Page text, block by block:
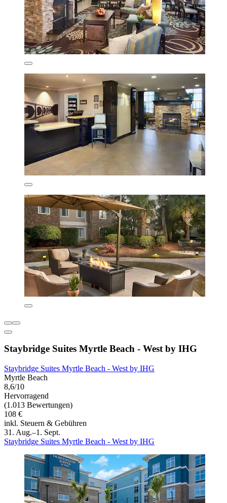
Staybridge Suites Myrtle Beach - West by IHG
Staybridge Suites Myrtle Beach - West by IHG
Myrtle Beach
8,6/10
Hervorragend
(1.013 Bewertungen)
108 €
inkl. Steuern & Gebühren
31. Aug.–1. Sept.
Staybridge Suites Myrtle Beach - West by IHG